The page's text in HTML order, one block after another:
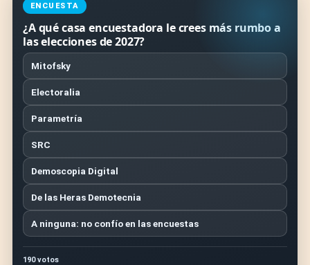
ENCUESTA
¿A qué casa encuestadora le crees más rumbo a
las elecciones de 2027?
Mitofsky
Electoralia
Parametría
SRC
Demoscopia Digital
De las Heras Demotecnia
A ninguna: no confío en las encuestas
190 votos